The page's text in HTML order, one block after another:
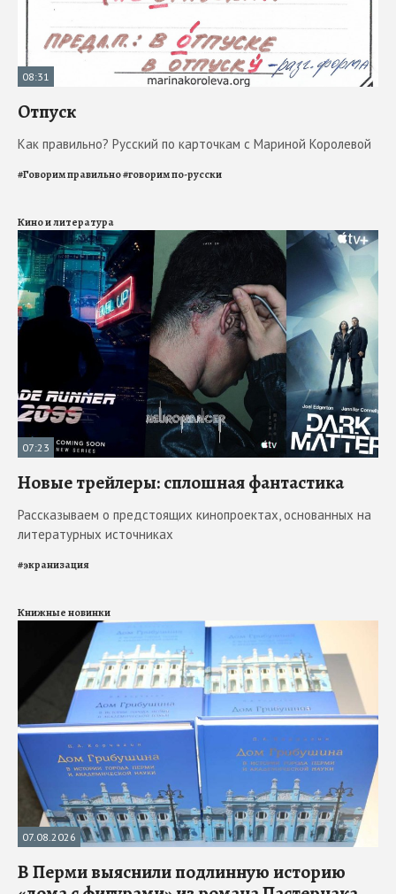
08:31
Отпуск
Как правильно? Русский по карточкам с Мариной Королевой
#Говорим правильно#говорим по-русски
Кино и литература
07:23
Новые трейлеры: сплошная фантастика
Рассказываем о предстоящих кинопроектах, основанных на
литературных источниках
#экранизация
Книжные новинки
07.08.2026
В Перми выяснили подлинную историю